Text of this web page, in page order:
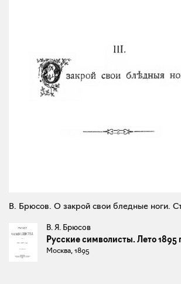
В. Брюсов. О закрой свои бледные ноги.
В. Я. Брюсов
Русские символисты. Лето 1895
Москва, 1895